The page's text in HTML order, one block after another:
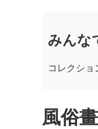
みんな
コレクショ
風俗